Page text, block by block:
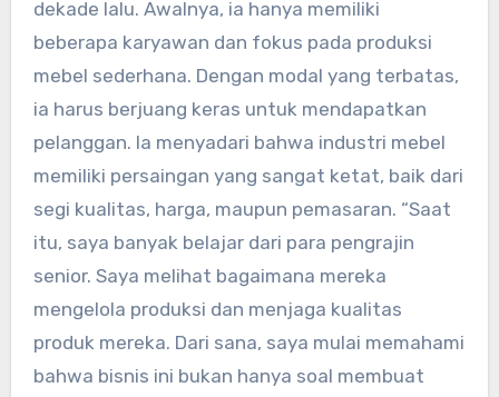
dekade lalu. Awalnya, ia hanya memiliki
beberapa karyawan dan fokus pada produksi
mebel sederhana. Dengan modal yang terbatas,
ia harus berjuang keras untuk mendapatkan
pelanggan. Ia menyadari bahwa industri mebel
memiliki persaingan yang sangat ketat, baik dari
segi kualitas, harga, maupun pemasaran. “Saat
itu, saya banyak belajar dari para pengrajin
senior. Saya melihat bagaimana mereka
mengelola produksi dan menjaga kualitas
produk mereka. Dari sana, saya mulai memahami
bahwa bisnis ini bukan hanya soal membuat